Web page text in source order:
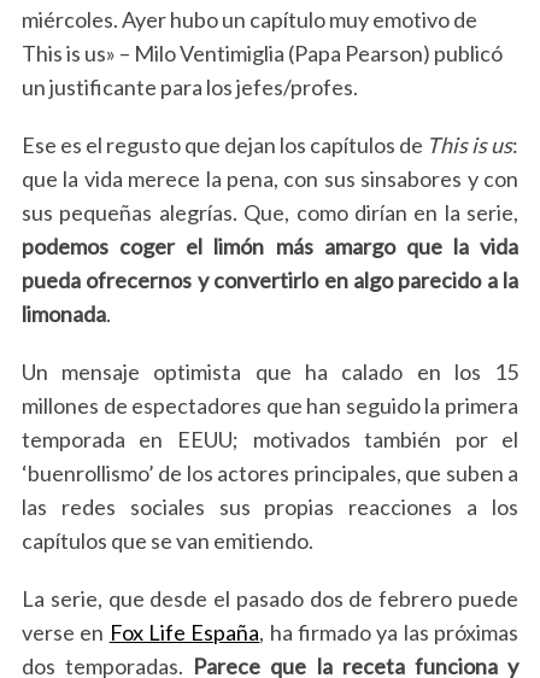
miércoles. Ayer hubo un capítulo muy emotivo de
This is us» – Milo Ventimiglia (Papa Pearson) publicó
un justificante para los jefes/profes.
Ese es el regusto que dejan los capítulos de This is us:
que la vida merece la pena, con sus sinsabores y con
sus pequeñas alegrías. Que, como dirían en la serie,
podemos coger el limón más amargo que la vida
pueda ofrecernos y convertirlo en algo parecido a la
limonada.
Un mensaje optimista que ha calado en los 15
millones de espectadores que han seguido la primera
temporada en EEUU; motivados también por el
‘buenrollismo’ de los actores principales, que suben a
las redes sociales sus propias reacciones a los
capítulos que se van emitiendo.
La serie, que desde el pasado dos de febrero puede
verse en Fox Life España, ha firmado ya las próximas
dos temporadas. Parece que la receta funciona y